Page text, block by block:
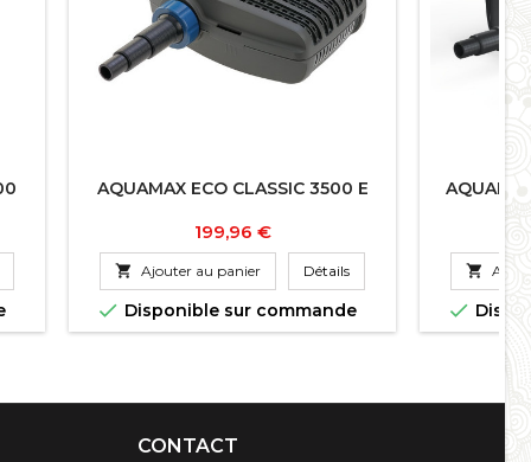
AQUAMAX ECO CLASSIC 3500 E
Prix
199,96 €
 Ajouter au panier Détails
 Disponible sur commande


CONTACT